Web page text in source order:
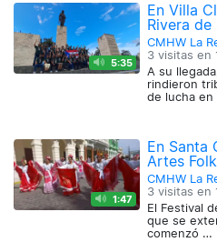
5:35
En Villa
Rivera
CMHW La
3 visitas en
A su
rindieron
de lucha
1:47
En Santa
Artes
CMHW La
3 visitas en
El Festival
que se
comenzó …